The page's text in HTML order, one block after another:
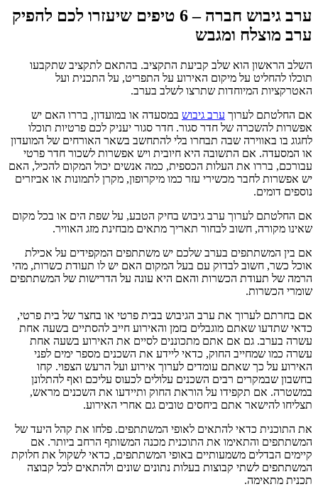
ערב גיבוש חברה – 6 טיפים שיעזרו לכם להפיק
ערב מוצלח ומגבש
השלב הראשון הוא שלב קביעת התקציב. בהתאם לתקציב שתקבעו
תוכלו להחליט על מיקום האירוע על התפריט, על התכנית ועל
האטרקציות המיוחדות שתרצו לשלב בערב.
אם החלטתם לערוך ערב גיבוש במסעדה או במועדון, בררו האם יש
אפשרות להשכרה של חדר סגור. חדר סגור יעניק לכם פרטיות תוכלו
לחגוג בו באווירה שבה תבחרו בלי להתחשב בשאר האורחים של המועדון
או המסעדה. אם התשובה היא חיובית ויש אפשרות לשכור חדר פרטי
עבורכם, בררו את העלות הכספית, כמה אנשים יכול המקום להכיל, האם
יש אפשרות לחבר מכשירי עזר כמו מיקרופון, מקרן לתמונות או אביזרים
נוספים דומים.
אם החלטתם לערוך ערב גיבוש בחיק הטבע, על שפת הים או בכל מקום
שאינו מקורה, חשוב לבחור תאריך מתאים מבחינת מזג האוויר.
אם בין המשתתפים בערב שלכם יש משתתפים המקפידים על אכילת
אוכל כשר, חשוב לבדוק עם בעל המקום האם יש לו תעודת כשרות, מהי
הרמה של תעודת הכשרות והאם היא עונה על הדרישות של המשתתפים
שומרי הכשרות.
אם בחרתם לערוך את ערב הגיבוש בבית פרטי או בחצר של בית פרטי,
כדאי שתדעו שאתם מוגבלים בזמן והאירוע חייב להסתיים בשעה אחת
עשרה בערב. גם אם אתם מתכוננים לסיים את האירוע בשעה אחת
עשרה כמו שמחייב החוק, כדאי ליידע את השכנים מספר ימים לפני
האירוע על כך שאתם עומדים לערוך אירוע ועל הרעש הצפוי. קחו
בחשבון שבמקרים רבים השכנים עלולים לכעוס עליכם ואף להתלונן
במשטרה. אם תקפידו על הוראת החוק ותיידעו את השכנים מראש,
תצליחו להישאר אתם ביחסים טובים גם אחרי האירוע.
את התוכנית כדאי להתאים לאופי המשתתפים. פלחו את קהל היעד של
המשתתפים והתאימו את התוכנית מכנה המשותף הרחב ביותר. אם
קיימים הבדלים משמעותיים באופי המשתתפים, כדאי לשקול את חלוקת
המשתתפים לשתי קבוצות בעלות נתונים שונים ולהתאים לכל קבוצה
תכנית מתאימה.